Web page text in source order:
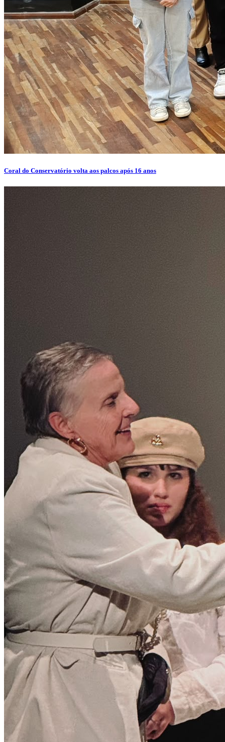
Coral do Conservatório volta aos palcos após 16 anos